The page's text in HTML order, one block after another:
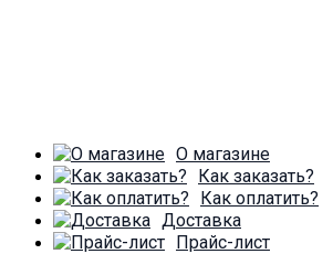
О магазине
Как заказать?
Как оплатить?
Доставка
Прайс-лист